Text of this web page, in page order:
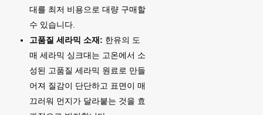
대를 최저 비용으로 대량 구매할
수 있습니다.
고품질 세라믹 소재: 한유의 도
매 세라믹 싱크대는 고온에서 소
성된 고품질 세라믹 원료로 만들
어져 질감이 단단하고 표면이 매
끄러워 먼지가 달라붙는 것을 효